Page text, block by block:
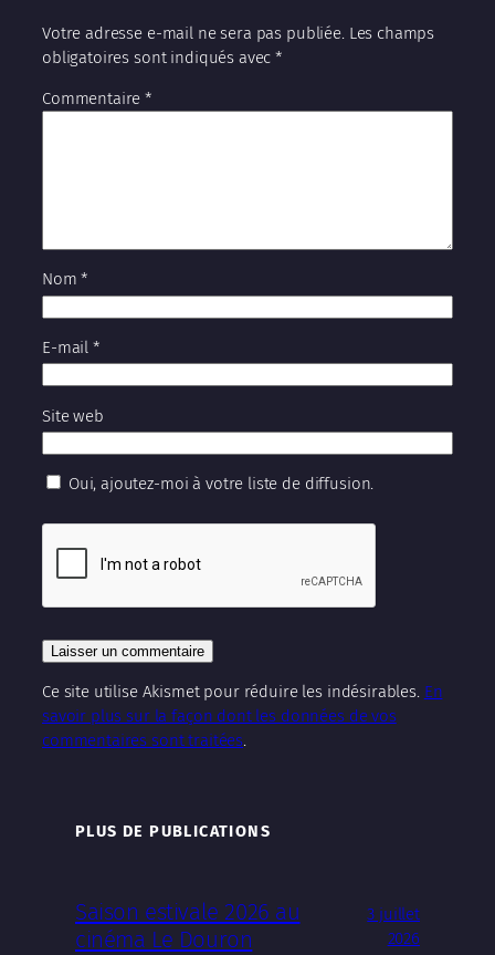
Votre adresse e-mail ne sera pas publiée. Les champs
obligatoires sont indiqués avec*
Commentaire*
Nom*
E-mail *
Site web
Oui, ajoutez-moi à votre liste de diffusion.
Ce site utilise Akismet pour réduire les indésirables. En
savoir plus sur la façon dont les données de vos
commentaires sont traitées.
PLUS DE PUBLICATIONS
Saison estivale 2026 au
cinéma Le Douron
3 juillet
2026